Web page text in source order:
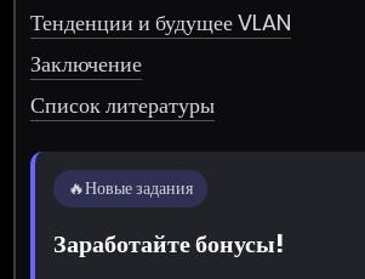
Тенденции и будущее VLAN
Заключение
Список литературы
🔥Новые задания
Заработайте бонусы!